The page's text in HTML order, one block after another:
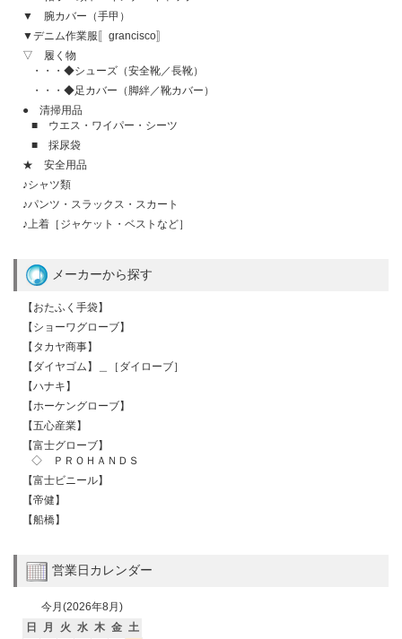
▼ 腕カバー（手甲）
▼デニム作業服〚grancisco〛
▽ 履く物
・・・◆シューズ（安全靴／長靴）
・・・◆足カバー（脚絆／靴カバー）
● 清掃用品
■ ウエス・ワイパー・シーツ
■ 採尿袋
★ 安全用品
♪シャツ類
♪パンツ・スラックス・スカート
♪上着［ジャケット・ベストなど］
メーカーから探す
【おたふく手袋】
【ショーワグローブ】
【タカヤ商事】
【ダイヤゴム】＿［ダイローブ］
【ハナキ】
【ホーケングローブ】
【五心産業】
【富士グローブ】
◇ ＰＲＯＨＡＮＤＳ
【富士ビニール】
【帝健】
【船橋】
営業日カレンダー
今月(2026年8月)
日
月 火 水 木 金 土